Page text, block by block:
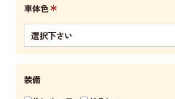
車体色＊
装備